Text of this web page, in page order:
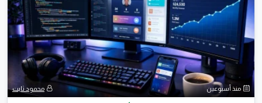
منذ أسبوعين محمود ثابت